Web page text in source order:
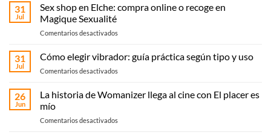
31
Jul
Sex shop en Elche: compra online o recoge en
Magique Sexualité
Comentarios desactivadosen
shop
en
Elche:
online
en
31
Jul
Cómo elegir vibrador: guía práctica según tipo y uso
Comentarios desactivadosen
elegir
vibrador:
práctica
26
Jun
La historia de Womanizer llega al cine con El placer es
mío
Comentarios desactivadosen